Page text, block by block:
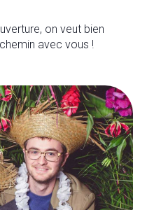
on veut bien
avec vous !